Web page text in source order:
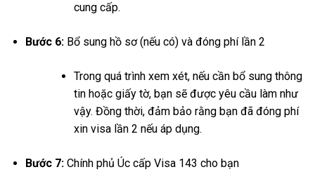
cung cấp.
Bước 6:Bổ sung hồ sơ (nếu có) và đóng phí lần 2
Trong quá trình xem xét, nếu cần bổ sung thông
tin hoặc giấy tờ, bạn sẽ được yêu cầu làm như
vậy. Đồng thời, đảm bảo rằng bạn đã đóng phí
xin visa lần 2 nếu áp dụng.
Bước 7:Chính phủ Úc cấp Visa 143 cho bạn